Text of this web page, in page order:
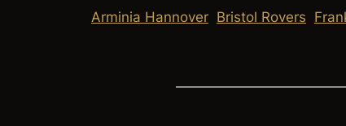
Arminia Hannover Bristol Rovers